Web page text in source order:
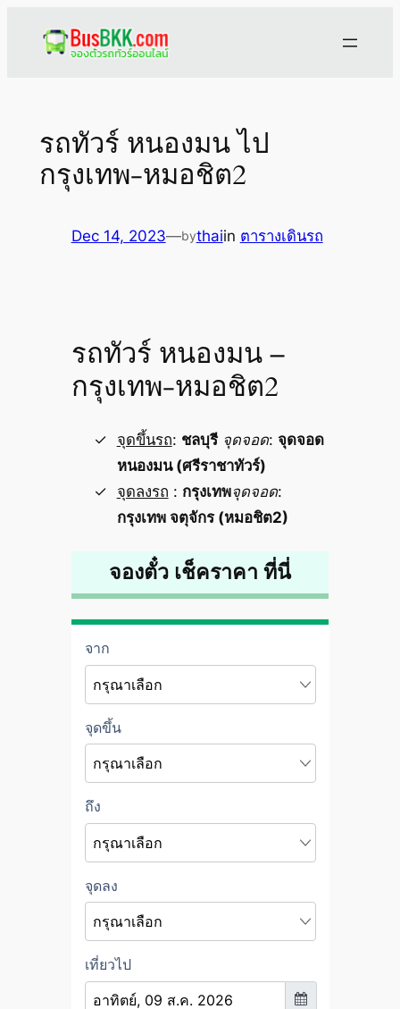
รถทัวร์ หนองมน ไป
กรุงเทพ-หมอชิต2
Dec 14, 2023—bythaiin ตารางเดินรถ
รถทัวร์ หนองมน –
กรุงเทพ-หมอชิต2
จุดขึ้นรถ: ชลบุรี จุดจอด: จุดจอด
หนองมน (ศรีราชาทัวร์)
จุดลงรถ : กรุงเทพจุดจอด:
กรุงเทพ จตุจักร (หมอชิต2)
จองตั๋ว เช็คราคา ที่นี่